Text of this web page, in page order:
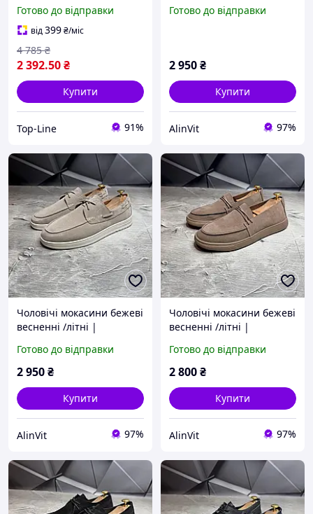
підошвою синього
кольору
Готово до відправки
від399₴/міс
2 392.50₴
4 785 ₴
Купити
Top-Line 91%
ч/з весна/літо | Стильні
Готово до відправки
2 950₴
Купити
AlinVit 97%
Чоловічі мокасини бежеві
весненні /літні |
віз весна/літо | Стильні
та зручні чоловічі
Готово до відправки
2 950₴
Купити
AlinVit 97%
Чоловічі мокасини бежеві
весненні /літні |
весна/літо | Стильні та
зручні чоловічі мокасини
Готово до відправки
2 800₴
Купити
AlinVit 97%